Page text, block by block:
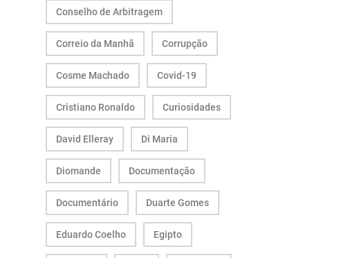
Conselho de Arbitragem
Correio da Manhã Corrupção
Cosme Machado Covid-19
Cristiano Ronaldo Curiosidades
David Elleray Di Maria
Diomande Documentação
Documentário Duarte Gomes
Eduardo Coelho Egipto